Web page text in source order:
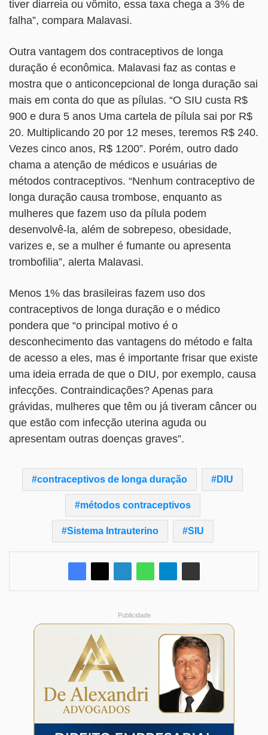
tiver diarreia ou vômito, essa taxa chega a 3% de
falha”, compara Malavasi.
Outra vantagem dos contraceptivos de longa
duração é econômica. Malavasi faz as contas e
mostra que o anticoncepcional de longa duração sai
mais em conta do que as pílulas. “O SIU custa R$
900 e dura 5 anos Uma cartela de pílula sai por R$
20. Multiplicando 20 por 12 meses, teremos R$ 240.
Vezes cinco anos, R$ 1200”. Porém, outro dado
chama a atenção de médicos e usuárias de
métodos contraceptivos. “Nenhum contraceptivo de
longa duração causa trombose, enquanto as
mulheres que fazem uso da pílula podem
desenvolvê-la, além de sobrepeso, obesidade,
varizes e, se a mulher é fumante ou apresenta
trombofilia”, alerta Malavasi.
Menos 1% das brasileiras fazem uso dos
contraceptivos de longa duração e o médico
pondera que “o principal motivo é o
desconhecimento das vantagens do método e falta
de acesso a eles, mas é importante frisar que existe
uma ideia errada de que o DIU, por exemplo, causa
infecções. Contraindicações? Apenas para
grávidas, mulheres que têm ou já tiveram câncer ou
que estão com infecção uterina aguda ou
apresentam outras doenças graves”.
contraceptivos de longa duração DIU
métodos contraceptivos
Sistema Intrauterino SIU
Publicidade